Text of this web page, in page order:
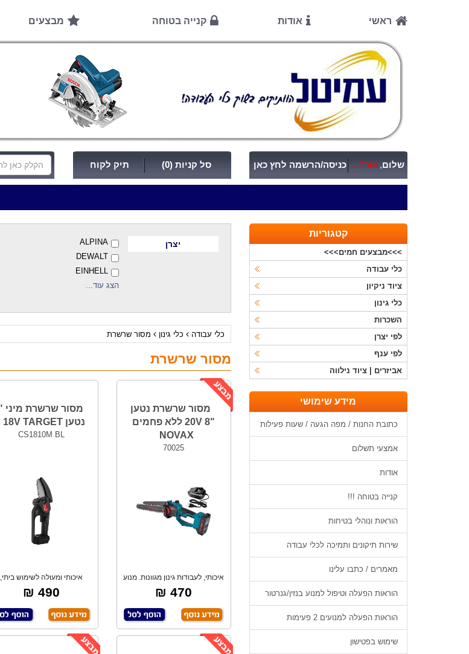
ראשי אודות קנייה בטוחה מבצעים
סל קניות (0) תיק לקוח שלום, אורח ... כניסה/הרשמה לחץ כאן
יצרן
ALPINA
DEWALT
EINHELL
הצג עוד...
כלי עבודה כלי גינון מסור שרשרת
מסור שרשרת
מסור שרשרת נטען
"20V 8 ללא פחמים
NOVAX
70025
איכותי, לעבודות גינון מגוונות. מנוע
BRUS
470 ₪
נטען 18V TARGET
CS1810M BL
איכותי ומעולה לשימוש ביתי,
לחיתוך ענפים.
490 ₪
קטגוריות
>>>מבצעים חמים>>>
כלי עבודה
ציוד ניקיון
כלי גינון
השכרות
לפי יצרן
לפי ענף
אביזרים | ציוד נילווה
מידע שימושי
כתובת החנות / מפה הגעה / שעות פעילות
אמצעי תשלום
אודות
קנייה בטוחה !!!
הוראות ונוהלי בטיחות
שירות תיקונים ותמיכה לכלי עבודה
מאמרים / כתבו עלינו
הוראות הפעלה וטיפול למנוע בנזין/גנרטור
הוראות הפעלה למנועים 2 פעימות
שימוש בפטישון